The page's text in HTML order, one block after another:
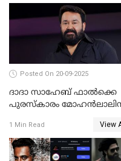
ജീപ്പിൽ
Posted On 20-09-2025
ദാദാ സാഹേബ് ഫാൽക്കെ
പുരസ്‌കാരം
1 Min Read View